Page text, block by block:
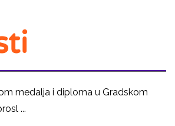
medalja i diploma u Gradskom
...